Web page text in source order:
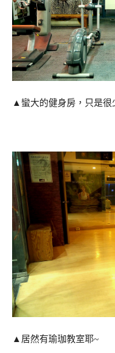
▲蠻大的健身房，只是
▲居然有瑜珈教室耶~